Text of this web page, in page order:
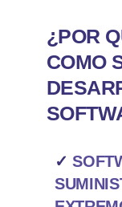
¿POR
COMO
✓